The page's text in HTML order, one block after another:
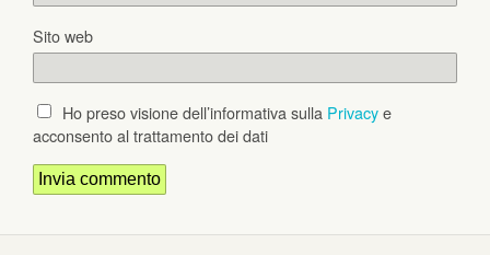
Sito web
Ho preso visione dell’informativa sulla Privacye
acconsento al trattamento dei dati